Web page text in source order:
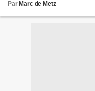
Par Marc de Metz